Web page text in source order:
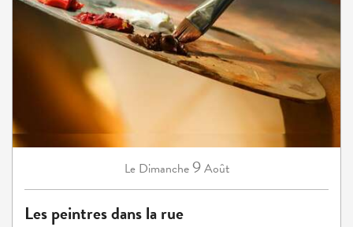
Le Dimanche9Août
Les peintres dans la rue